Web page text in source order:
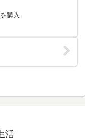
購入
活